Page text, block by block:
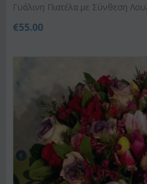
Γυάλινη Πιατέλα με Σύνθεση
€55.00